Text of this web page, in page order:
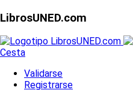
LibrosUNED.com
Cesta
Validarse
Registrarse